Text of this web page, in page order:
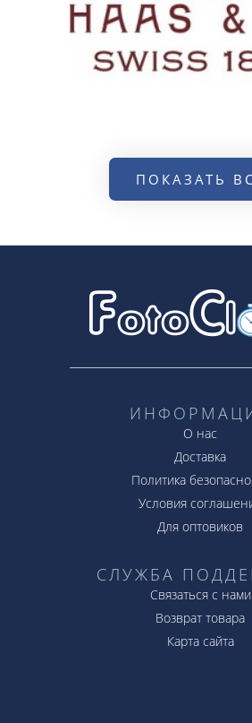
ПОКАЗАТЬ
О нас
Доставка
Политика
Условия
Для оптовиков
СЛУЖБА
Связаться с нами
Возврат товара
Карта сайта